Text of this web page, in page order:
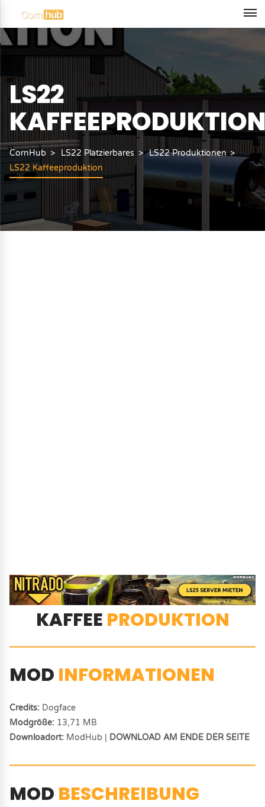
LS22
CornHub LS22 Platzierbares
LS22 Produktionen
LS22 Kaffeeproduktion
KAFFEE PRODUKTION
MOD INFORMATIONEN
Credits: Dogface
Modgröße: 13,71 MB
Downloadort: ModHub | DOWNLOAD AM ENDE DER SEITE
MOD BESCHREIBUNG